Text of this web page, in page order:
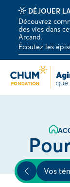
DÉJOUER
Découvrez
des vies dans
Arcand.
Écoutez les
Vos